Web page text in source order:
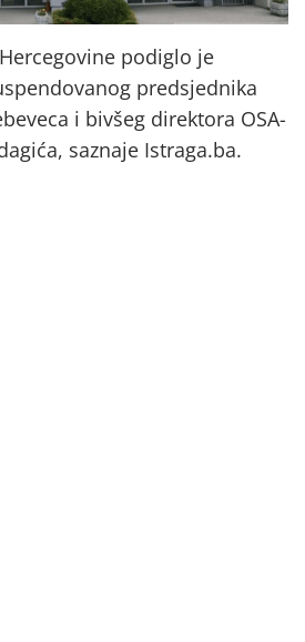
podiglo je
predsjednika
i bivšeg direktora OSA-
saznaje Istraga.ba.